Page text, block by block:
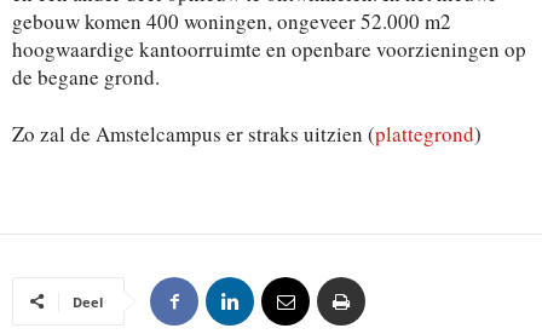
gebouw komen 400 woningen, ongeveer 52.000 m2
hoogwaardige kantoorruimte en openbare voorzieningen op
de begane grond.
Zo zal de Amstelcampus er straks uitzien (plattegrond)
Deel